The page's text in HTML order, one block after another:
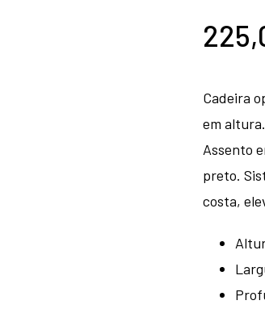
Cadeira
em
Assento
preto.
costa,